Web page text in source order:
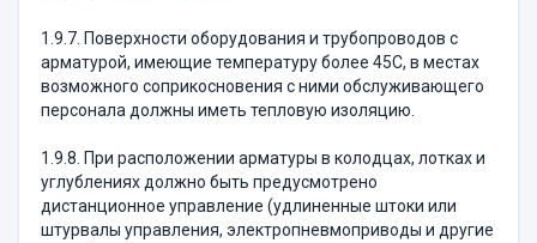
1.9.7. Поверхности оборудования и трубопроводов с
арматурой, имеющие температуру более 45С, в местах
возможного соприкосновения с ними обслуживающего
персонала должны иметь тепловую изоляцию.
1.9.8. При расположении арматуры в колодцах, лотках и
углублениях должно быть предусмотрено
дистанционное управление (удлиненные штоки или
штурвалы управления, электропневмоприводы и другие